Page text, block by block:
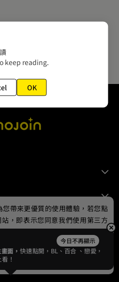
Entertainment Co., Ltd.
今日不再顯示
面，快速點開，BL、 百合 、戀愛，
！
帶來更優質的使用體驗，若您點
，即表示您同意我們使用第三方
隱私權政策。
我同意
keep reading.
OK